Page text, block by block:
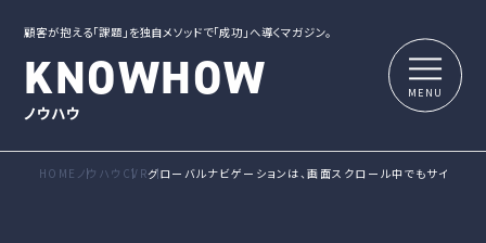
顧客が抱える「課題」を独自メソッドで「成功」へ導くマガジン。
KNOWHOW
ノウハウ
HOME ノウハウ CVRグローバルナビゲーションは、画面スクロール中でもサイズ縮